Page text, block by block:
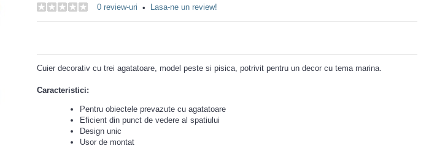
0 review-uri • Lasa-ne un review!
Cuier decorativ cu trei agatatoare, model peste si pisica, potrivit pentru un decor cu tema marina.
Caracteristici:
Pentru obiectele prevazute cu agatatoare
Eficient din punct de vedere al spatiului
Design unic
Usor de montat